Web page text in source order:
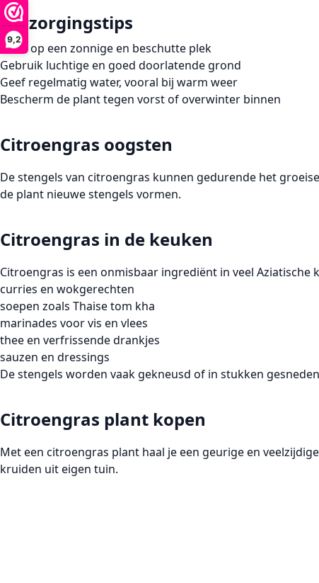
9,2
Verzorgingstips
Plant op een zonnige en beschutte plek
Gebruik luchtige en goed doorlatende grond
Geef regelmatig water, vooral bij warm weer
Bescherm de plant tegen vorst of overwinter binnen
Citroengras oogsten
De stengels van citroengras kunnen gedurende het
de plant nieuwe stengels vormen.
Citroengras in de keuken
Citroengras is een onmisbaar ingrediënt in veel
curries en wokgerechten
soepen zoals Thaise tom kha
marinades voor vis en vlees
thee en verfrissende drankjes
sauzen en dressings
De stengels worden vaak gekneusd of in stukken
Citroengras plant kopen
Met een citroengras plant haal je een geurige en
kruiden uit eigen tuin.